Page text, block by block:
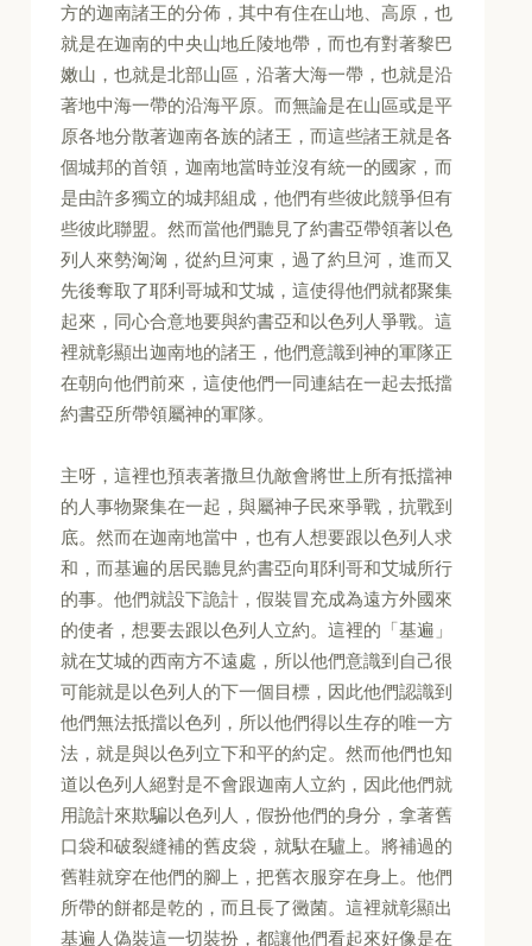
方的迦南諸王的分佈，其中有住在山地、高原，也
就是在迦南的中央山地丘陵地帶，而也有對著黎巴
嫩山，也就是北部山區，沿著大海一帶，也就是沿
著地中海一帶的沿海平原。而無論是在山區或是平
原各地分散著迦南各族的諸王，而這些諸王就是各
個城邦的首領，迦南地當時並沒有統一的國家，而
是由許多獨立的城邦組成，他們有些彼此競爭但有
些彼此聯盟。然而當他們聽見了約書亞帶領著以色
列人來勢洶洶，從約旦河東，過了約旦河，進而又
先後奪取了耶利哥城和艾城，這使得他們就都聚集
起來，同心合意地要與約書亞和以色列人爭戰。這
裡就彰顯出迦南地的諸王，他們意識到神的軍隊正
在朝向他們前來，這使他們一同連結在一起去抵擋
約書亞所帶領屬神的軍隊。
主呀，這裡也預表著撒旦仇敵會將世上所有抵擋神
的人事物聚集在一起，與屬神子民來爭戰，抗戰到
底。然而在迦南地當中，也有人想要跟以色列人求
和，而基遍的居民聽見約書亞向耶利哥和艾城所行
的事。他們就設下詭計，假裝冒充成為遠方外國來
的使者，想要去跟以色列人立約。這裡的「基遍」
就在艾城的西南方不遠處，所以他們意識到自己很
可能就是以色列人的下一個目標，因此他們認識到
他們無法抵擋以色列，所以他們得以生存的唯一方
法，就是與以色列立下和平的約定。然而他們也知
道以色列人絕對是不會跟迦南人立約，因此他們就
用詭計來欺騙以色列人，假扮他們的身分，拿著舊
口袋和破裂縫補的舊皮袋，就馱在驢上。將補過的
舊鞋就穿在他們的腳上，把舊衣服穿在身上。他們
所帶的餅都是乾的，而且長了黴菌。這裡就彰顯出
基遍人偽裝這一切裝扮，都讓他們看起來好像是在